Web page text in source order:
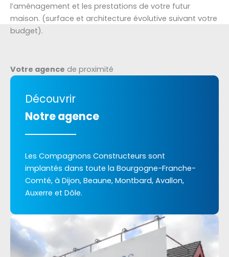
l’aménagement et les prestations de votre futur
maison. (surface et architecture évolutive suivant votre
budget).
Votre agence de proximité
Découvrir
Notre agence
Les Compagnons Constructeurs sont
implantés dans toute la Bourgogne-Franche-
Comté, à Dijon, Beaune, Montbard, Avallon,
Auxerre et Dôle.